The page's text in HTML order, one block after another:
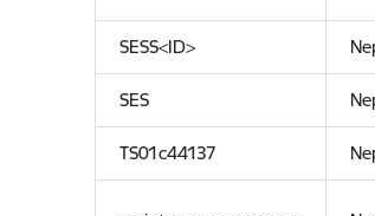
SESS<ID>
SES
TS01c44137